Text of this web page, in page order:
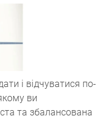
і відчуватися по-
ви
та збалансована